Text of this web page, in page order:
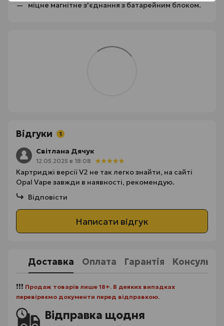
міцне магнітне з'єднання з батарейним блоком.
Відгуки 1
Світлана Дячук
12.05.2025 в 18:08
Картриджі версії V2 не так легко знайти, на сайті
Opal Vape завжди в наявності, рекомендую.
Відповісти
Написати відгук
Доставка Оплата Гарантія
❗❗❗ Продаж товарів лише 18+. В деяких випадках
перевіряємо документи перед відправкою.
Відправка щодня